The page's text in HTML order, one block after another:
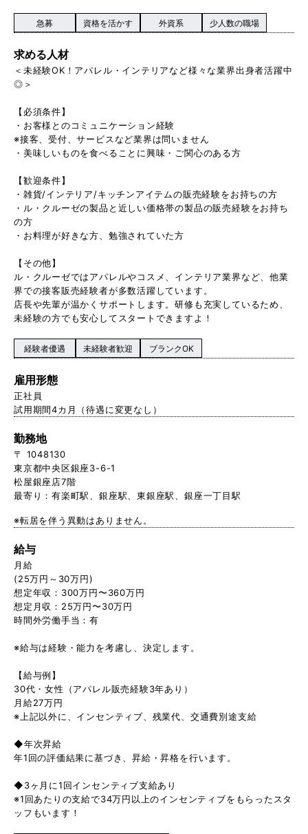
急募 資格を活かす 外資系 少人数の職場
求める人材
＜未経験OK！アパレル・インテリアなど様々な業界出身者活躍中
◎＞
【必須条件】
・お客様とのコミュニケーション経験
※接客、受付、サービスなど業界は問いません
・美味しいものを食べることに興味・ご関心のある方
【歓迎条件】
・雑貨/インテリア/キッチンアイテムの販売経験をお持ちの方
・ル・クルーゼの製品と近しい価格帯の製品の販売経験をお持ち
の方
・お料理が好きな方、勉強されていた方
【その他】
ル・クルーゼではアパレルやコスメ、インテリア業界など、他業
界での接客販売経験者が多数活躍しています。
店長や先輩が温かくサポートします。研修も充実しているため、
未経験の方でも安心してスタートできますよ！
経験者優遇 未経験者歓迎 ブランクOK
雇用形態
正社員
試用期間4カ月（待遇に変更なし）
勤務地
〒 1048130
東京都中央区銀座3-6-1
松屋銀座店7階
最寄り：有楽町駅、銀座駅、東銀座駅、銀座一丁目駅
※転居を伴う異動はありません。
給与
月給
(25万円～30万円)
想定年収：300万円〜360万円
想定月収：25万円〜30万円
時間外労働手当：有
※給与は経験・能力を考慮し、決定します。
【給与例】
30代・女性（アパレル販売経験3年あり）
月給27万円
※上記以外に、インセンティブ、残業代、交通費別途支給
◆年次昇給
年1回の評価結果に基づき、昇給・昇格を行います。
◆3ヶ月に1回インセンティブ支給あり
※1回あたりの支給で34万円以上のインセンティブをもらったスタ
ッフもいます！